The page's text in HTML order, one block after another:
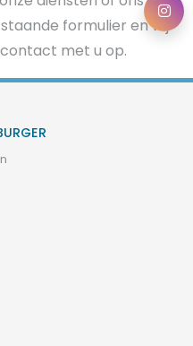
formulier en wij
met u op.